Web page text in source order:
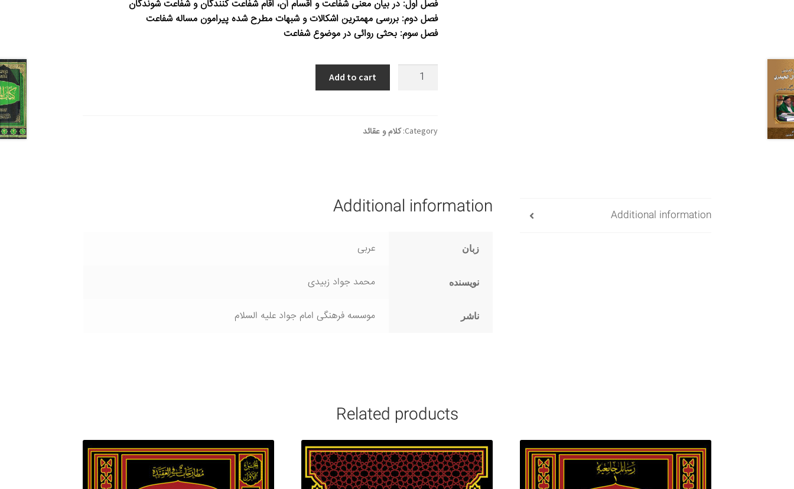
فصل اول: در بیان معنی شفاعت و اقسام آن، اقام شفاعت کنندگان و شفاعت شوندگان
فصل دوم: بررسی مهمترین اشکالات و شبهات مطرح شده پیرامون مساله شفاعت
فصل سوم: بحثی روائی در موضوع شفاعت
مفهوم
quantity
Add to cart
Category: کلام و عقائد
Additional information
Additional information
زبان عربی
نویسنده محمد جواد زبیدی
ناشر موسسه فرهنگی امام جواد علیه السلام
Related products